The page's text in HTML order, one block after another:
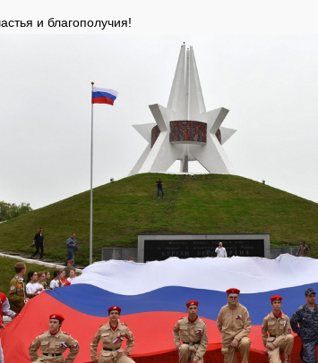
и благополучия!